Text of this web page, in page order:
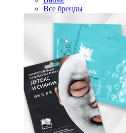
Все бренды